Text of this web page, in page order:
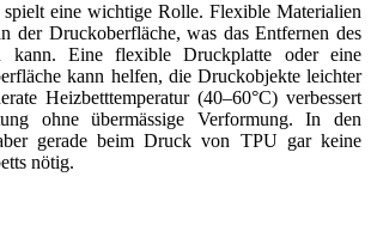
eine wichtige Rolle. Flexible Materialien
der Druckoberfläche, was das Entfernen des
kann. Eine flexible Druckplatte oder eine
kann helfen, die Druckobjekte leichter
Heizbetttemperatur (40–60°C) verbessert
ohne übermässige Verformung. In den
gerade beim Druck von TPU gar keine
nötig.